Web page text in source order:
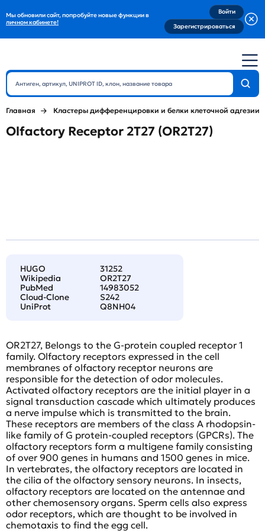
Мы обновили сайт, попробуйте новые функции в
личном кабинете!
Войти
Зарегистрироваться
Главная Кластеры дифференцировки и белки клеточной адгезии
Olfactory Receptor 2T27 (OR2T27)
HUGO
31252
Wikipedia
OR2T27
PubMed
14983052
Cloud-Clone
S242
UniProt
Q8NH04
OR2T27, Belongs to the G-protein coupled receptor 1
family. Olfactory receptors expressed in the cell
membranes of olfactory receptor neurons are
responsible for the detection of odor molecules.
Activated olfactory receptors are the initial player in a
signal transduction cascade which ultimately produces
a nerve impulse which is transmitted to the brain.
These receptors are members of the class A rhodopsin-
like family of G protein-coupled receptors (GPCRs). The
olfactory receptors form a multigene family consisting
of over 900 genes in humans and 1500 genes in mice.
In vertebrates, the olfactory receptors are located in
the cilia of the olfactory sensory neurons. In insects,
olfactory receptors are located on the antennae and
other chemosensory organs. Sperm cells also express
odor receptors, which are thought to be involved in
chemotaxis to find the egg cell.